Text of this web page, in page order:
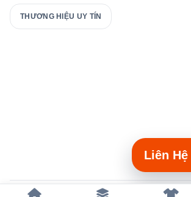
THƯƠNG HIỆU UY TÍN
Liên Hệ